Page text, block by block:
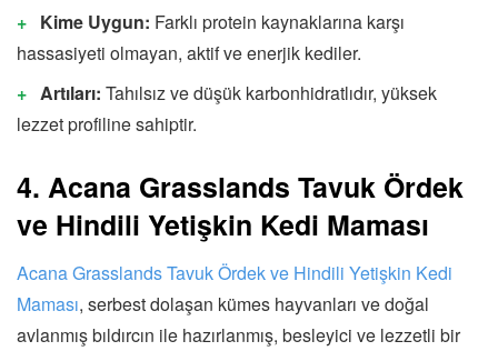
Kime Uygun: Farklı protein kaynaklarına karşı
hassasiyeti olmayan, aktif ve enerjik kediler.
Artıları: Tahılsız ve düşük karbonhidratlıdır, yüksek
lezzet profiline sahiptir.
4. Acana Grasslands Tavuk Ördek
ve Hindili Yetişkin Kedi Maması
Acana Grasslands Tavuk Ördek ve Hindili Yetişkin Kedi
Maması, serbest dolaşan kümes hayvanları ve doğal
avlanmış bıldırcın ile hazırlanmış, besleyici ve lezzetli bir